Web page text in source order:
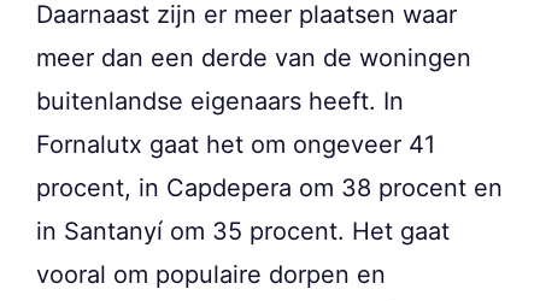
Daarnaast zijn er meer plaatsen waar
meer dan een derde van de woningen
buitenlandse eigenaars heeft. In
Fornalutx gaat het om ongeveer 41
procent, in Capdepera om 38 procent en
in Santanyí om 35 procent. Het gaat
vooral om populaire dorpen en